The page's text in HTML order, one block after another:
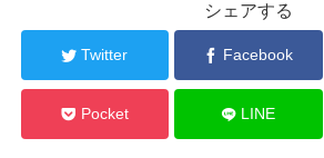
シェアする
Twitter Facebook
Pocket LINE